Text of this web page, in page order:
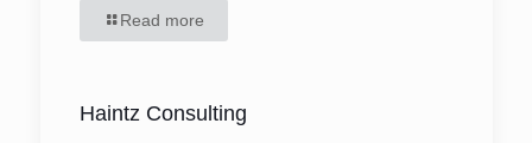
Read more
Haintz Consulting